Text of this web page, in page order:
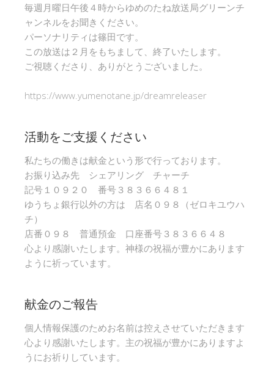
毎週月曜日午後４時からゆめのたね放送局グリーンチ
ャンネルをお聞きください。
パーソナリティは篠田です。
この放送は２月をもちまして、終了いたします。
ご視聴くださり、ありがとうございました。
https://www.yumenotane.jp/dreamreleaser
活動をご支援ください
私たちの働きは献金という形で行っております。
お振り込み先 シェアリング チャーチ
記号１０９２０ 番号３８３６６４８１
ゆうちょ銀行以外の方は 店名０９８（ゼロキユウハ
チ）
店番０９８ 普通預金 口座番号３８３６６４８
心より感謝いたします。神様の祝福が豊かにあります
ように祈っています。
献金のご報告
個人情報保護のためお名前は控えさせていただきます
心より感謝いたします。主の祝福が豊かにありますよ
うにお祈りしています。